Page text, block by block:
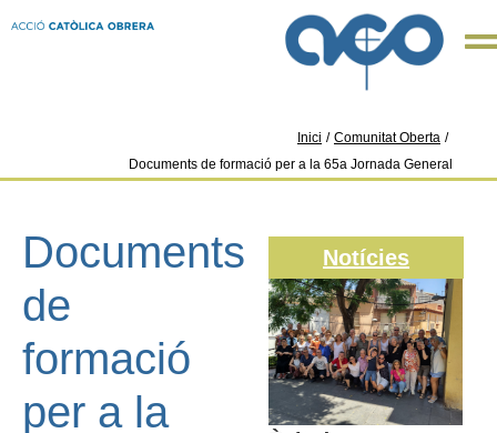
Inici / Comunitat Oberta /
Documents de formació per a la 65a Jornada General
Documents
de
formació
per a la
Notícies